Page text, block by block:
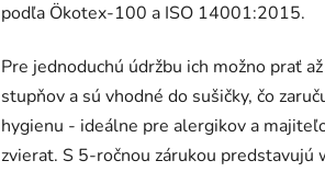
podľa Ökotex-100 a ISO 14001:2015.
Pre jednoduchú údržbu ich možno prať
stupňov a sú vhodné do sušičky, čo
hygienu - ideálne pre alergikov a
zvierat. S 5-ročnou zárukou predstavujú